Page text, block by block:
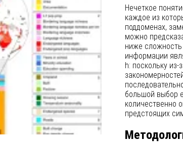
Нечеткое
каждое из
поддоменах,
можно
ниже сложность
информации
h: поскольку
большой выбор
количественно
предстоящих